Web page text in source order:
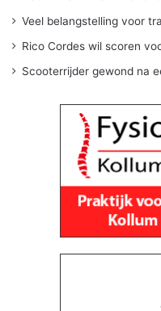
Veel belangstelling voor
Rico Cordes wil scoren
Scooterrijder gewond na